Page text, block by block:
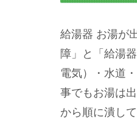
給湯器 お湯が
障」と「給湯
電気）・水道
事でもお湯は
から順に潰し